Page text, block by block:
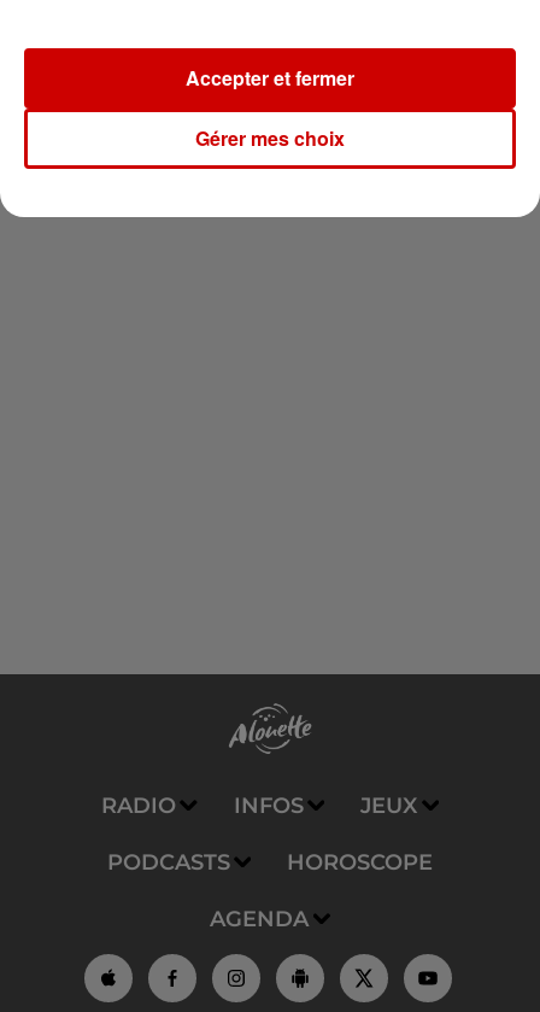
Newsletter
RADIO INFOS JEUX
PODCASTS HOROSCOPE
AGENDA
Gérer mes choix
Accepter et fermer